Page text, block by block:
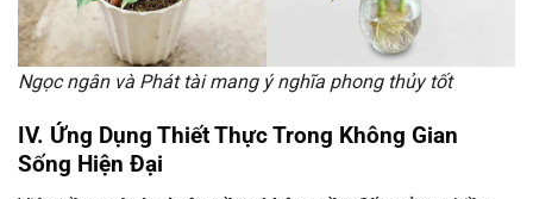
Ngọc ngân và Phát tài mang ý nghĩa phong thủy tốt
IV. Ứng Dụng Thiết Thực Trong Không Gian
Sống Hiện Đại